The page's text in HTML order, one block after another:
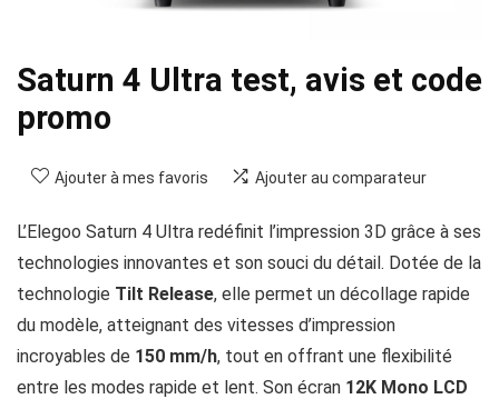
Saturn 4 Ultra test, avis et code
promo
Ajouter à mes favoris Ajouter au comparateur
L’Elegoo Saturn 4 Ultra redéfinit l’impression 3D grâce à ses
technologies innovantes et son souci du détail. Dotée de la
technologie Tilt Release, elle permet un décollage rapide
du modèle, atteignant des vitesses d’impression
incroyables de 150 mm/h, tout en offrant une flexibilité
entre les modes rapide et lent. Son écran 12K Mono LCD